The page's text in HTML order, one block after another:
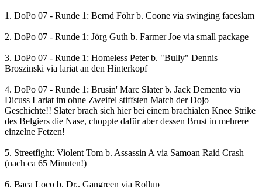
1. DoPo 07 - Runde 1: Bernd Föhr b. Coone via swinging faceslam
2. DoPo 07 - Runde 1: Jörg Guth b. Farmer Joe via small package
3. DoPo 07 - Runde 1: Homeless Peter b. "Bully" Dennis
Broszinski via lariat an den Hinterkopf
4. DoPo 07 - Runde 1: Brusin' Marc Slater b. Jack Demento via
Dicuss Lariat im ohne Zweifel stiffsten Match der Dojo
Geschichte!! Slater brach sich hier bei einem brachialen Knee Strike
des Belgiers die Nase, choppte dafür aber dessen Brust in mehrere
einzelne Fetzen!
5. Streetfight: Violent Tom b. Assassin A via Samoan Raid Crash
(nach ca 65 Minuten!)
6. Baca Loco b. Dr.. Gangreen via Rollup